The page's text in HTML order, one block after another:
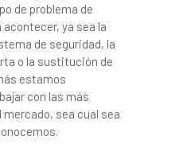
de problema de
acontecer, ya sea la
de seguridad, la
o la sustitución de
estamos
con las más
sea cual sea